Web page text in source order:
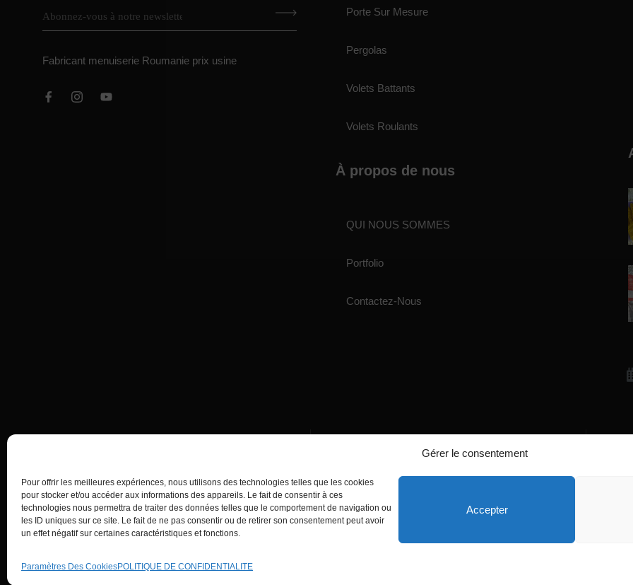
Gérer le consentement
Pour offrir les meilleures expériences, nous utilisons des technologies telles que les cookies
pour stocker et/ou accéder aux informations des appareils. Le fait de consentir à ces
technologies nous permettra de traiter des données telles que le comportement de navigation ou
les ID uniques sur ce site. Le fait de ne pas consentir ou de retirer son consentement peut avoir
un effet négatif sur certaines caractéristiques et fonctions.
Accepter
Paramètres Des CookiesPOLITIQUE DE CONFIDENTIALITE
Fabricant menuiserie Roumanie prix usine
Porte Sur Mesure
Pergolas
Volets Battants
Volets Roulants
À propos de nous
QUI NOUS SOMMES
Portfolio
Contactez-Nous
04 23 50 01 23
Écrivez-nous
manager@agentiamo.com
© 2025 | AgentiAmo | Tous les droits sont Réservés